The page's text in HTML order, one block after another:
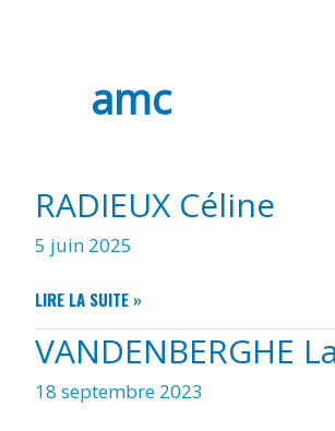
amc
RADIEUX Céline
5 juin 2025
RADIEUX
LIRE LA SUITE »
VANDENBERGHE
18 septembre 2023